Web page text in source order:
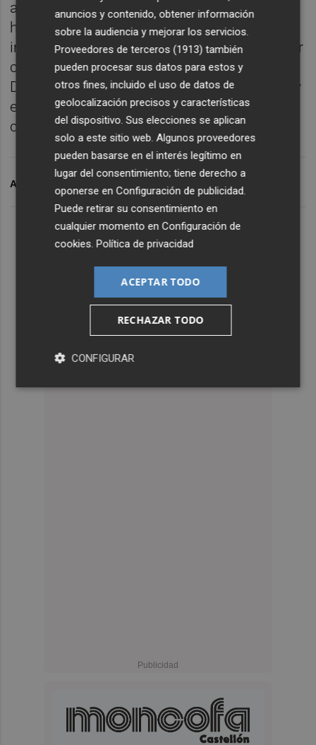
ascienden a 143 millones de euros, y que
han pasado de 17 a casi 55 millones de
inversión en apenas siete años, con la mayor
capacidad inversora de la historia de la
Diputación. A ello se le suma la deuda cero y
el superávit y un remanente de tesorería de
cerca de 100 millones.
ARCHIVADO EN
anuncios y contenido, obtener información
sobre la audiencia y mejorar los servicios.
Proveedores de terceros (1913) también
pueden procesar sus datos para estos y
otros fines, incluido el uso de datos de
geolocalización precisos y características
del dispositivo. Sus elecciones se aplican
solo a este sitio web. Algunos proveedores
pueden basarse en el interés legítimo en
lugar del consentimiento; tiene derecho a
oponerse enConfiguración de publicidad.
Puede retirar su consentimiento en
cualquier momento enConfiguración de
cookies.Política de privacidad
ACEPTAR TODO
RECHAZAR TODO
CONFIGURAR